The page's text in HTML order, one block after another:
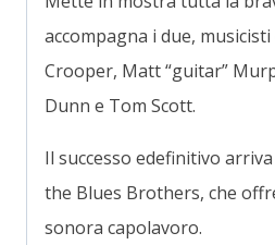
accompagna i due, musicisti
Crooper, Matt “guitar”
Dunn e Tom Scott.
Il successo edefinitivo
the Blues Brothers, che
sonora capolavoro.